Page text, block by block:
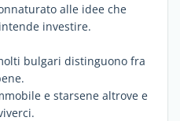
alle idee che
investire.
bulgari distinguono fra
e starsene altrove e